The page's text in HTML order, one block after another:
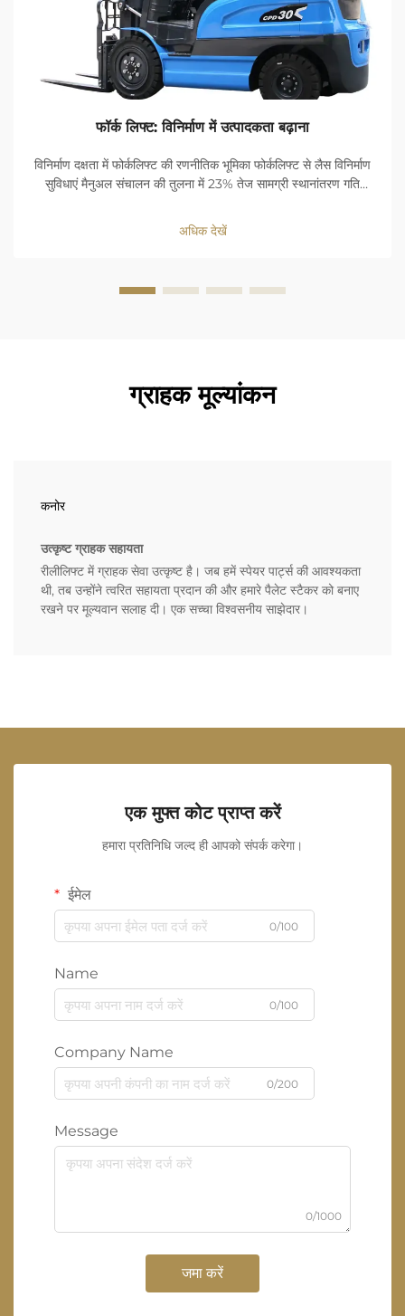
फॉर्क लिफ्ट: विनिर्माण में उत्पादकता बढ़ाना
विनिर्माण दक्षता में फोर्कलिफ्ट की रणनीतिक भूमिका फोर्कलिफ्ट से लैस विनिर्माण
सुविधाएं मैनुअल संचालन की तुलना में 23% तेज सामग्री स्थानांतरण गति
को अनुकूलित करती हैं...
अधिक देखें
ग्राहक मूल्यांकन
कनोर
उत्कृष्ट ग्राहक सहायता
रीलीलिफ्ट में ग्राहक सेवा उत्कृष्ट है। जब हमें स्पेयर पार्ट्स की आवश्यकता
थी, तब उन्होंने त्वरित सहायता प्रदान की और हमारे पैलेट स्टैकर को बनाए
रखने पर मूल्यवान सलाह दी। एक सच्चा विश्वसनीय साझेदार।
एक मुफ्त कोट प्राप्त करें
हमारा प्रतिनिधि जल्द ही आपको संपर्क करेगा।
ईमेल
0/100
Name
0/100
Company Name
0/200
Message
0/1000
जमा करें